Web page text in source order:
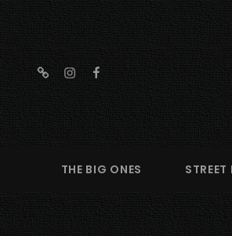
threadsinstagramfacebook
THE BIG ONES